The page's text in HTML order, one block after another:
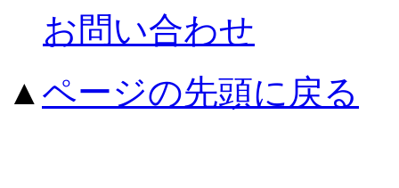
お問い合わせ
▲ ページの先頭に戻る